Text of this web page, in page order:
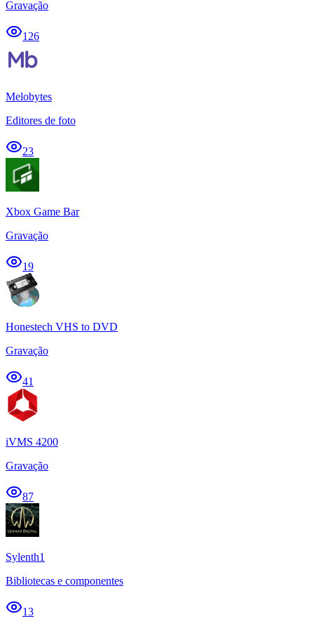
Gravação
126
Melobytes
Editores de foto
23
Xbox Game Bar
Gravação
19
Honestech VHS to DVD
Gravação
41
iVMS 4200
Gravação
87
Sylenth1
Bibliotecas e componentes
13